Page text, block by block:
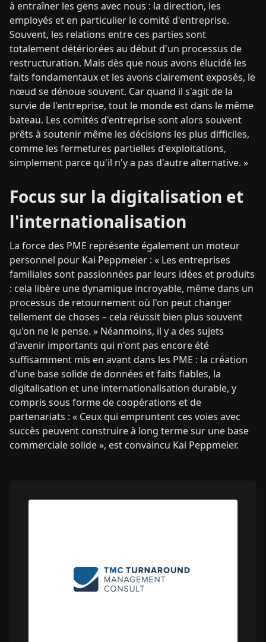
à entraîner les gens avec nous : la direction, les
employés et en particulier le comité d'entreprise.
Souvent, les relations entre ces parties sont
totalement détériorées au début d'un processus de
restructuration. Mais dès que nous avons élucidé les
faits fondamentaux et les avons clairement exposés, le
nœud se dénoue souvent. Car quand il s'agit de la
survie de l'entreprise, tout le monde est dans le même
bateau. Les comités d'entreprise sont alors souvent
prêts à soutenir même les décisions les plus difficiles,
comme les fermetures partielles d'exploitations,
simplement parce qu'il n'y a pas d'autre alternative. »
Focus sur la digitalisation et
l'internationalisation
La force des PME représente également un moteur
personnel pour Kai Peppmeier : « Les entreprises
familiales sont passionnées par leurs idées et produits
: cela libère une dynamique incroyable, même dans un
processus de retournement où l'on peut changer
tellement de choses – cela réussit bien plus souvent
qu'on ne le pense. » Néanmoins, il y a des sujets
d'avenir importants qui n'ont pas encore été
suffisamment mis en avant dans les PME : la création
d'une base solide de données et faits fiables, la
digitalisation et une internationalisation durable, y
compris sous forme de coopérations et de
partenariats : « Ceux qui empruntent ces voies avec
succès peuvent construire à long terme sur une base
commerciale solide », est convaincu Kai Peppmeier.